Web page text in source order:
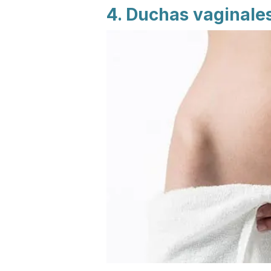
4. Duchas